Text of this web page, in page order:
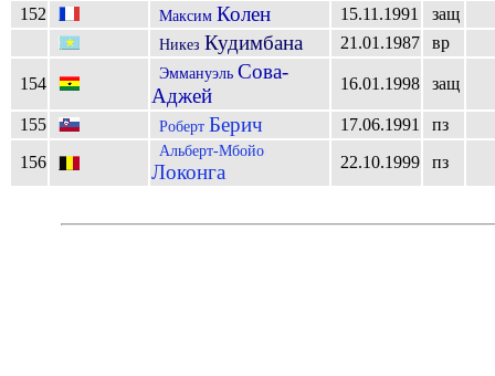
152
Максим Колен 15.11.1991 защ
Никез Кудимбана 21.01.1987 вр
154
Эммануэль Сова-
Аджей
16.01.1998 защ
155 Роберт Берич 17.06.1991
пз
156
Альберт-Мбойо
Локонга 22.10.1999 пз